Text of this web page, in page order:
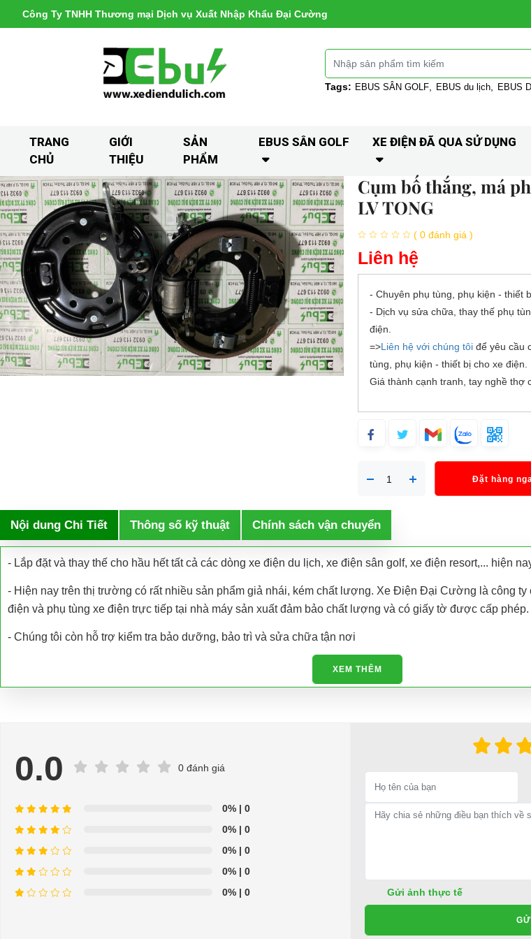
Công Ty TNHH Thương mại Dịch vụ Xuất Nhập Khẩu Đại Cường
Tags: EBUS SÂN GOLF EBUS du lịch EBUS
TRANG
CHỦ
GIỚI
THIỆU
SẢN
PHẨM
EBUS SÂN GOLF XE ĐIỆN ĐÃ QUA SỬ DỤNG
Cụm bố thắng, má
LV TONG
( 0 đánh giá )
Liên hệ
- Chuyên phụ tùng, phụ kiện - thiết
- Dịch vụ sửa chữa, thay thế phụ
điện.
=>Liên hệ với chúng tôiđể yêu cầu
tùng, phụ kiện - thiết bị cho xe điện.
Giá thành cạnh tranh, tay nghề thợ
Đặt hàng
Nội dung Chi Tiết Thông số kỹ thuật Chính sách vận chuyển
- Lắp đặt và thay thế cho hầu hết tất cả các dòng xe điện du lịch, xe điện sân golf, xe điện resort,... hiện
- Hiện nay trên thị trường có rất nhiều sản phẩm giả nhái, kém chất lượng. Xe Điện Đại Cường là công ty
điện và phụ tùng xe điện trực tiếp tại nhà máy sản xuất đảm bảo chất lượng và có giấy tờ được cấp phép.
- Chúng tôi còn hỗ trợ kiểm tra bảo dưỡng, bảo trì và sửa chữa tận nơi
=>Liên hệ với chúng tôi để yêu cầu cung cấp, sửa chữa, thay thế phụ tùng, phụ kiện - thiết bị cho xe điện.
thợ chuyên nghiệp, nhanh chóng.
Để được tư vấn thêm về cách sử dụng xe ô tô điện để tăng tuổi thọ cho xe hoặc có vấn đề gì cần được hỗ trợ, quý
LIÊN HỆ CÔNG TY:
Địa chỉ: 49/9 Nhị Bình 16, Hóc Môn, TP.HCM
XEM THÊM
0.0 0 đánh giá
0%| 0
0%| 0
0%| 0
0%| 0
0%| 0 Gửi ảnh thực tế
GỬI